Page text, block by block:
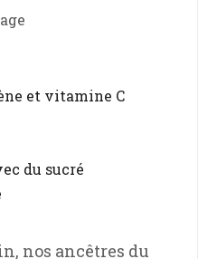
et vitamine C
du sucré
nos ancêtres du